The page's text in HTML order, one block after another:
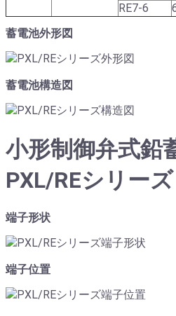
RE7-6
蓄電池外形図
蓄電池構造図
小形制御弁式鉛
PXL/REシリーズ
端子形状
端子位置